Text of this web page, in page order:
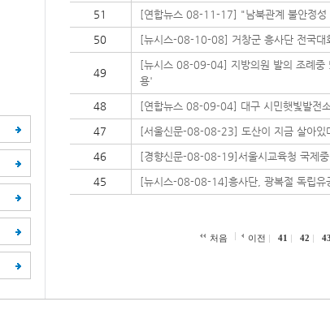
51 [연합뉴스 08-11-17] "남북관계 불안정성
50 [뉴시스-08-10-08] 거창군 흥사단 전국대
49
[뉴시스 08-09-04] 지방의원 발의 조례중
용'
48 [연합뉴스 08-09-04] 대구 시민햇빛발전
47 [서울신문-08-08-23] 도산이 지금 살아있
46 [경향신문-08-08-19]서울시교육청 국제
45 [뉴시스-08-08-14]흥사단, 광복절 독립유
처음 이전 41 42 43